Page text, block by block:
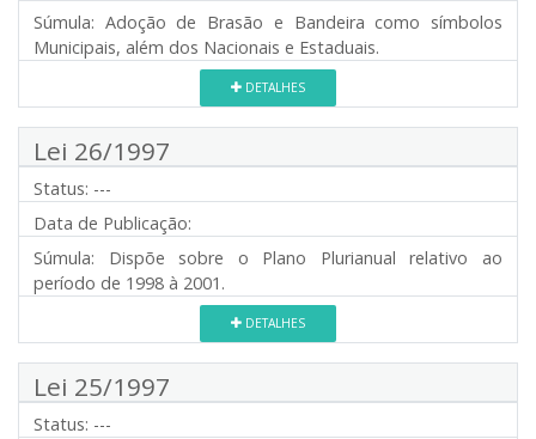
Súmula: Adoção de Brasão e Bandeira como símbolos
Municipais, além dos Nacionais e Estaduais.
DETALHES
Lei 26/1997
Status: ---
Data de Publicação:
Súmula: Dispõe sobre o Plano Plurianual relativo ao
período de 1998 à 2001.
DETALHES
Lei 25/1997
Status: ---